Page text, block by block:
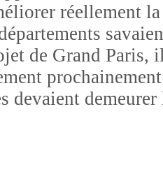
réellement
de Grand Paris,
devaient